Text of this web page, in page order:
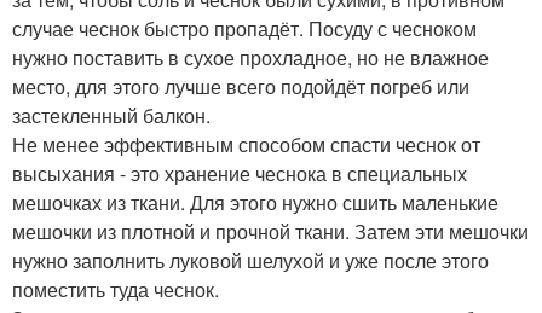
случае чеснок быстро пропадёт. Посуду с чесноком
нужно поставить в сухое прохладное, но не влажное
место, для этого лучше всего подойдёт погреб или
застекленный балкон.
Не менее эффективным способом спасти чеснок от
высыхания - это хранение чеснока в специальных
мешочках из ткани. Для этого нужно сшить маленькие
мешочки из плотной и прочной ткани. Затем эти мешочки
нужно заполнить луковой шелухой и уже после этого
поместить туда чеснок.